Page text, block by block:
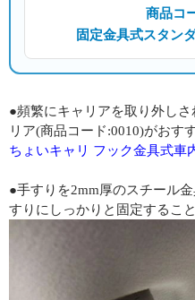
商品コ
固定金具式スタン
●頻繁にキャリアを取り外し
リア(商品コード:0010)がおす
ちょいキャリ フック金具式車
●手すりを2mm厚のスチール
すりにしっかりと固定するこ